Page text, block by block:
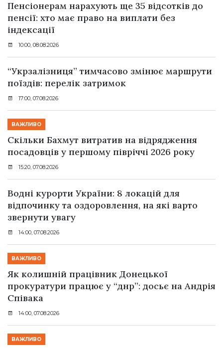
Пенсіонерам нарахують ще 35 відсотків до
пенсії: хто має право на виплати без
індексації
10:00, 08.08.2026
“Укрзалізниця” тимчасово змінює маршрути
поїздів: перелік затримок
17:00, 07.08.2026
ВАЖЛИВО
Скільки Бахмут витратив на відрядження
посадовців у першому півріччі 2026 року
15:20, 07.08.2026
Водні курорти України: 8 локацій для
відпочинку та оздоровлення, на які варто
звернути увагу
14:00, 07.08.2026
ВАЖЛИВО
Як колишній працівник Донецької
прокуратури працює у “днр”: досьє на Андрія
Співака
14:00, 07.08.2026
ВАЖЛИВО